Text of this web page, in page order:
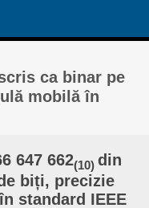
ca binar pe
mobilă în
647 662(10) din
biți, precizie
standard IEEE